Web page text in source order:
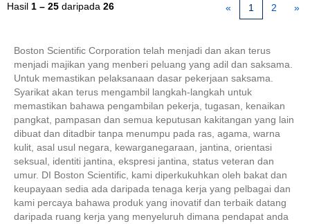
Hasil 1 – 25 daripada 26 « 1 2 »
Boston Scientific Corporation telah menjadi dan akan terus
menjadi majikan yang menberi peluang yang adil dan saksama.
Untuk memastikan pelaksanaan dasar pekerjaan saksama.
Syarikat akan terus mengambil langkah-langkah untuk
memastikan bahawa pengambilan pekerja, tugasan, kenaikan
pangkat, pampasan dan semua keputusan kakitangan yang lain
dibuat dan ditadbir tanpa menumpu pada ras, agama, warna
kulit, asal usul negara, kewarganegaraan, jantina, orientasi
seksual, identiti jantina, ekspresi jantina, status veteran dan
umur. DI Boston Scientific, kami diperkukuhkan oleh bakat dan
keupayaan sedia ada daripada tenaga kerja yang pelbagai dan
kami percaya bahawa produk yang inovatif dan terbaik datang
daripada ruang kerja yang menyeluruh dimana pendapat anda